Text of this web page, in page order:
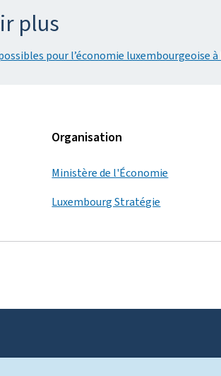
plus
pour l’économie luxembourgeoise à
Organisation
Ministère de l'Économie
Luxembourg Stratégie